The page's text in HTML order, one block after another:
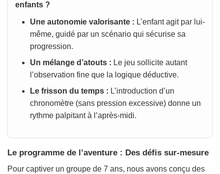
enfants ?
Une autonomie valorisante : L’enfant agit par lui-
même, guidé par un scénario qui sécurise sa
progression.
Un mélange d’atouts : Le jeu sollicite autant
l’observation fine que la logique déductive.
Le frisson du temps : L’introduction d’un
chronomètre (sans pression excessive) donne un
rythme palpitant à l’après-midi.
Le programme de l’aventure : Des défis sur-mesure
Pour captiver un groupe de 7 ans, nous avons conçu des